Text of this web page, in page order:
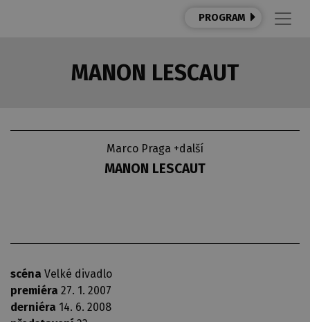
PROGRAM
MANON LESCAUT
Marco Praga +další
MANON LESCAUT
scéna Velké divadlo
premiéra 27. 1. 2007
derniéra 14. 6. 2008